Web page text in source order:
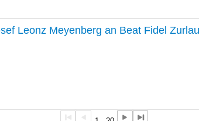
Leonz Meyenberg an Beat Fidel